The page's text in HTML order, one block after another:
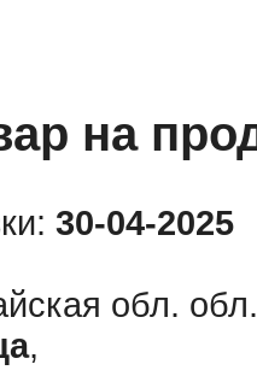
на
30-04-2025
обл.
,